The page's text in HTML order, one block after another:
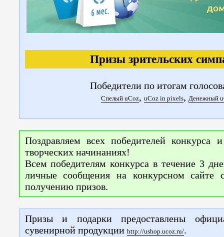
Призы зрительских
Победители по итогам
Спелый uCoz, uCoz in pixels, Денежный
Поздравляем всех победителей конкурса
творческих начинаниях!
Всем победителям конкурса в течение 3
личные сообщения на конкурсном сайте
получению призов.
Призы и подарки предоставлены
сувенирной продукции http://ushop.ucoz.ru/.